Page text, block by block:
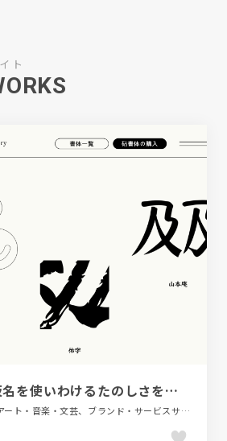
ト
砧書体制作所-仮名を使いわけるたのしさを実感してみてください
シンプル、デザイン・アート・音楽・文芸、ブランド・サービスサイト、ホワイト系、ポップ